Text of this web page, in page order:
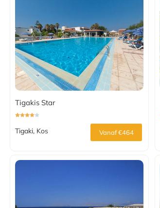
Tigakis Star
Tigaki, Kos Vanaf €464